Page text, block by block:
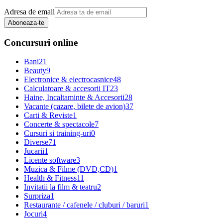
Adresa de email
Aboneaza-te
Concursuri online
Bani21
Beauty9
Electronice & electrocasnice48
Calculatoare & accesorii IT23
Haine, Incaltaminte & Accesorii28
Vacante (cazare, bilete de avion)37
Carti & Reviste1
Concerte & spectacole7
Cursuri si training-uri0
Diverse71
Jucarii1
Licente software3
Muzica & Filme (DVD,CD)1
Health & Fitness11
Invitatii la film & teatru2
Surpriza1
Restaurante / cafenele / cluburi / baruri1
Jocuri4